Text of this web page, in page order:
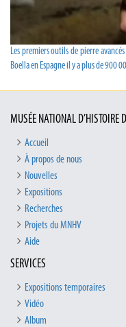
Les premiers outils de pierre
Boella en Espagne il y a plus de 900
MUSÉE NATIONAL D’HISTOIRE
Accueil
À propos de nous
Nouvelles
Expositions
Recherches
Projets du MNHV
Aide
SERVICES
Expositions temporaires
Vidéo
Album